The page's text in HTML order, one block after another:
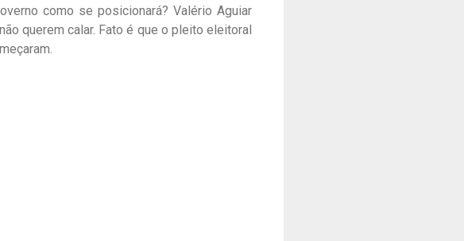
como se posicionará? Valério Aguiar
querem calar. Fato é que o pleito eleitoral